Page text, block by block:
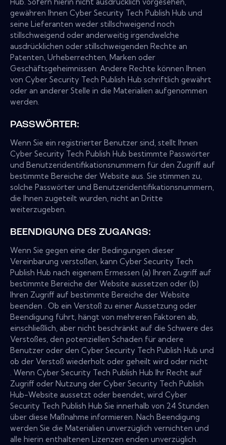
gewähren Ihnen Cyber Security Tech Publish Hub und
seine Lieferanten weder stillschweigend noch
stillschweigend oder anderweitig irgendwelche
ausdrücklichen oder stillschweigenden Rechte an
Patenten, Urheberrechten, Marken oder
Geschäftsgeheimnissen. Andere Rechte können Ihnen
von Cyber Security Tech Publish Hub schriftlich gewährt
oder an anderer Stelle in die Materialien aufgenommen
werden.
PASSWÖRTER:
Wenn Sie ein registrierter Benutzer sind, stellt Ihnen
Cyber Security Tech Publish Hub bestimmte Passwörter
und Benutzeridentifikationsnummern für den Zugriff auf
bestimmte Bereiche der Website aus. Sie stimmen zu,
solche Passwörter und Benutzeridentifikationsnummern,
die Ihnen zugeteilt wurden, nicht an Dritte
weiterzugeben.
BEENDIGUNG DES ZUGANGS:
Wenn Sie gegen eine der Bedingungen dieser
Vereinbarung verstoßen, kann Cyber Security Tech
Publish Hub nach eigenem Ermessen (a) Ihren Zugriff auf
bestimmte Bereiche der Website aussetzen oder (b)
Ihren Zugriff auf bestimmte Bereiche der Website
beenden . Ob ein Verstoß zu einer Aussetzung oder
Beendigung führt, hängt von mehreren Faktoren ab,
einschließlich, aber nicht beschränkt auf die Schwere des
Verstoßes, den potenziellen Schaden für andere
Benutzer oder den Cyber Security Tech Publish Hub und
ob der Verstoß wiederholt oder geheilt wird oder nicht
. Wenn Cyber Security Tech Publish Hub Ihr Recht auf
Zugriff oder Nutzung der Cyber Security Tech Publish
Hub-Website aussetzt oder beendet, wird Cyber
Security Tech Publish Hub Sie innerhalb von 24 Stunden
über diese Maßnahme informieren. Nach Beendigung
werden Sie die Materialien unverzüglich vernichten und
alle hierin enthaltenen Lizenzen enden unverzüglich.